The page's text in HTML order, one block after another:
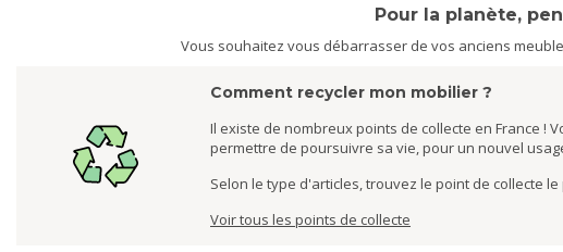
Pour la planète,
Vous souhaitez vous débarrasser de vos anciens
Comment recycler mon mobilier ?
Il existe de nombreux points de collecte en France !
permettre de poursuivre sa vie, pour un nouvel
Selon le type d'articles, trouvez le point de collecte
Voir tous les points de collecte